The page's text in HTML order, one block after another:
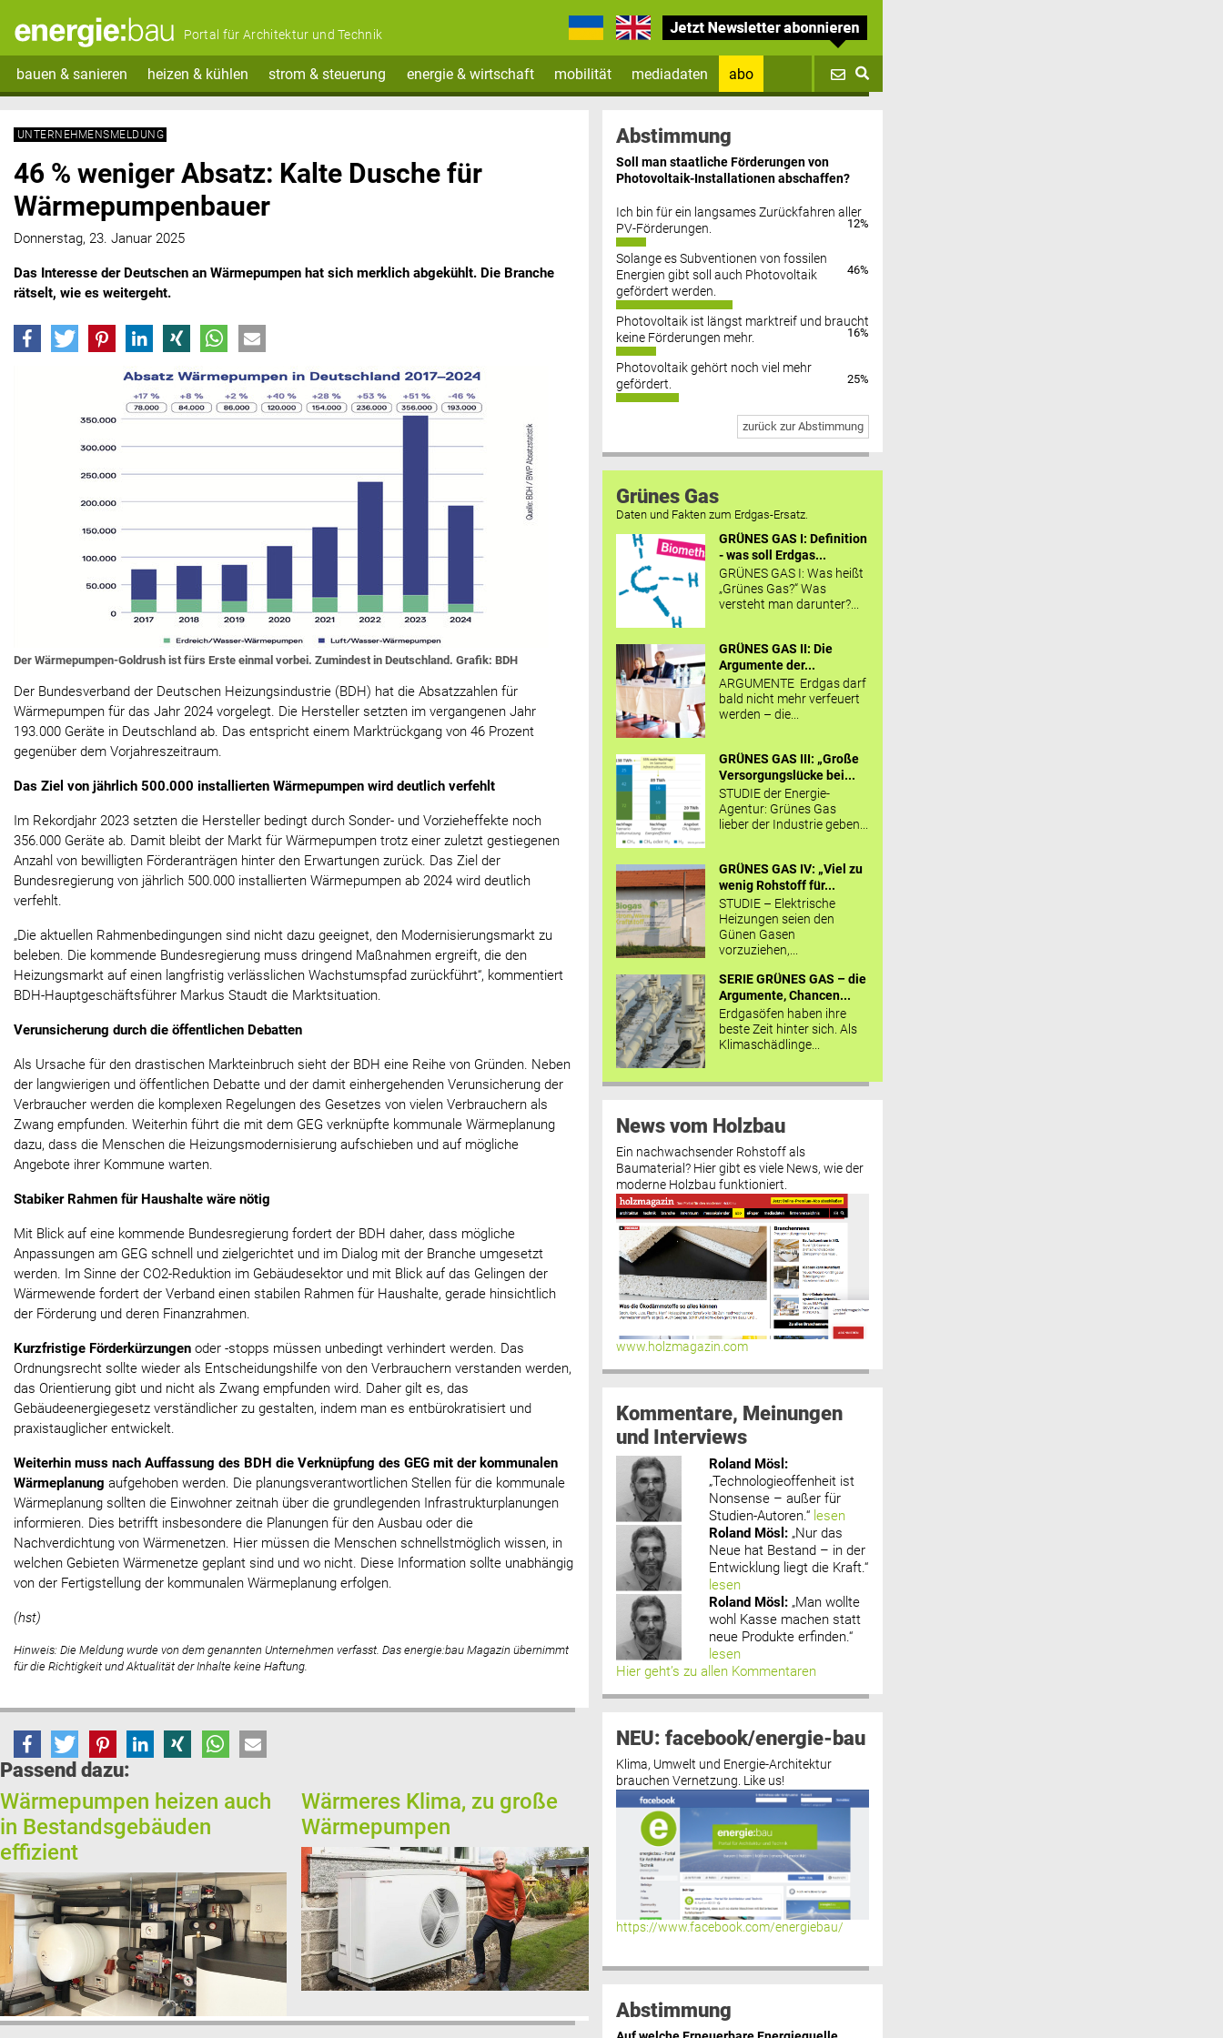
Portal für Architektur und Technik
bauen & sanieren heizen & kühlen strom & steuerung energie & wirtschaft mobilität mediadaten
abo
Datenschutz FAQs
UNTERNEHMENSMELDUNG
46 % weniger Absatz: Kalte Dusche für
Wärmepumpenbauer
Donnerstag, 23. Januar 2025
Das Interesse der Deutschen an Wärmepumpen hat sich merklich abgekühlt. Die Branche
rätselt, wie es weitergeht.
Der Wärmepumpen-Goldrush ist fürs Erste einmal vorbei. Zumindest in Deutschland. Grafik: BDH
Der Bundesverband der Deutschen Heizungsindustrie (BDH) hat die Absatzzahlen für
Wärmepumpen für das Jahr 2024 vorgelegt. Die Hersteller setzten im vergangenen Jahr
193.000 Geräte in Deutschland ab. Das entspricht einem Marktrückgang von 46 Prozent
gegenüber dem Vorjahreszeitraum.
Das Ziel von jährlich 500.000 installierten Wärmepumpen wird deutlich verfehlt
Im Rekordjahr 2023 setzten die Hersteller bedingt durch Sonder- und Vorzieheffekte noch
356.000 Geräte ab. Damit bleibt der Markt für Wärmepumpen trotz einer zuletzt gestiegenen
Anzahl von bewilligten Förderanträgen hinter den Erwartungen zurück. Das Ziel der
Bundesregierung von jährlich 500.000 installierten Wärmepumpen ab 2024 wird deutlich
verfehlt.
„Die aktuellen Rahmenbedingungen sind nicht dazu geeignet, den Modernisierungsmarkt zu
beleben. Die kommende Bundesregierung muss dringend Maßnahmen ergreift, die den
Heizungsmarkt auf einen langfristig verlässlichen Wachstumspfad zurückführt“, kommentiert
BDH-Hauptgeschäftsführer Markus Staudt die Marktsituation.
Verunsicherung durch die öffentlichen Debatten
Als Ursache für den drastischen Markteinbruch sieht der BDH eine Reihe von Gründen. Neben
der langwierigen und öffentlichen Debatte und der damit einhergehenden Verunsicherung der
Verbraucher werden die komplexen Regelungen des Gesetzes von vielen Verbrauchern als
Zwang empfunden. Weiterhin führt die mit dem GEG verknüpfte kommunale Wärmeplanung
dazu, dass die Menschen die Heizungsmodernisierung aufschieben und auf mögliche
Angebote ihrer Kommune warten.
Stabiker Rahmen für Haushalte wäre nötig
Mit Blick auf eine kommende Bundesregierung fordert der BDH daher, dass mögliche
Anpassungen am GEG schnell und zielgerichtet und im Dialog mit der Branche umgesetzt
werden. Im Sinne der CO2-Reduktion im Gebäudesektor und mit Blick auf das Gelingen der
Wärmewende fordert der Verband einen stabilen Rahmen für Haushalte, gerade hinsichtlich
der Förderung und deren Finanzrahmen.
Kurzfristige Förderkürzungen oder -stopps müssen unbedingt verhindert werden. Das
Ordnungsrecht sollte wieder als Entscheidungshilfe von den Verbrauchern verstanden werden,
das Orientierung gibt und nicht als Zwang empfunden wird. Daher gilt es, das
Gebäudeenergiegesetz verständlicher zu gestalten, indem man es entbürokratisiert und
praxistauglicher entwickelt.
Weiterhin muss nach Auffassung des BDH die Verknüpfung des GEG mit der kommunalen
Wärmeplanung aufgehoben werden. Die planungsverantwortlichen Stellen für die kommunale
Wärmeplanung sollten die Einwohner zeitnah über die grundlegenden Infrastrukturplanungen
informieren. Dies betrifft insbesondere die Planungen für den Ausbau oder die
Nachverdichtung von Wärmenetzen. Hier müssen die Menschen schnellstmöglich wissen, in
welchen Gebieten Wärmenetze geplant sind und wo nicht. Diese Information sollte unabhängig
von der Fertigstellung der kommunalen Wärmeplanung erfolgen.
(hst)
Hinweis: Die Meldung wurde von dem genannten Unternehmen verfasst. Das energie:bau Magazin übernimmt
für die Richtigkeit und Aktualität der Inhalte keine Haftung.
Passend dazu:
Wärmepumpen heizen auch
in Bestandsgebäuden
effizient
Wärmeres Klima, zu große
Wärmepumpen
Abstimmung
Soll man staatliche Förderungen von
Photovoltaik-Installationen abschaffen?
Ich bin für ein langsames Zurückfahren aller
PV-Förderungen.
12%
Solange es Subventionen von fossilen
Energien gibt soll auch Photovoltaik
gefördert werden.
46%
Photovoltaik ist längst marktreif und braucht
keine Förderungen mehr.
16%
Photovoltaik gehört noch viel mehr
gefördert.
25%
zurück zur Abstimmung
Grünes Gas
Daten und Fakten zum Erdgas-Ersatz.
GRÜNES GAS I: Definition
- was soll Erdgas...
GRÜNES GAS I: Was heißt
„Grünes Gas?“ Was
versteht man darunter?...
GRÜNES GAS II: Die
Argumente der...
ARGUMENTE Erdgas darf
bald nicht mehr verfeuert
werden – die...
GRÜNES GAS III: „Große
Versorgungslücke bei...
STUDIE der Energie-
Agentur: Grünes Gas
lieber der Industrie geben...
GRÜNES GAS IV: „Viel zu
wenig Rohstoff für...
STUDIE – Elektrische
Heizungen seien den
Günen Gasen
vorzuziehen,...
SERIE GRÜNES GAS – die
Argumente, Chancen...
Erdgasöfen haben ihre
beste Zeit hinter sich. Als
Klimaschädlinge...
News vom Holzbau
Ein nachwachsender Rohstoff als
Baumaterial? Hier gibt es viele News, wie der
moderne Holzbau funktioniert.
www.holzmagazin.com
Kommentare, Meinungen
und Interviews
Roland Mösl :
„Technologieoffenheit ist
Nonsense – außer für
Studien-Autoren.“ lesen
Roland Mösl : „Nur das
Neue hat Bestand – in der
Entwicklung liegt die Kraft.“
lesen
Roland Mösl : „Man wollte
wohl Kasse machen statt
neue Produkte erfinden.“
lesen
Hier geht’s zu allen Kommentaren
NEU: facebook/energie-bau
Klima, Umwelt und Energie-Architektur
brauchen Vernetzung. Like us!
https://www.facebook.com/energiebau/
Abstimmung